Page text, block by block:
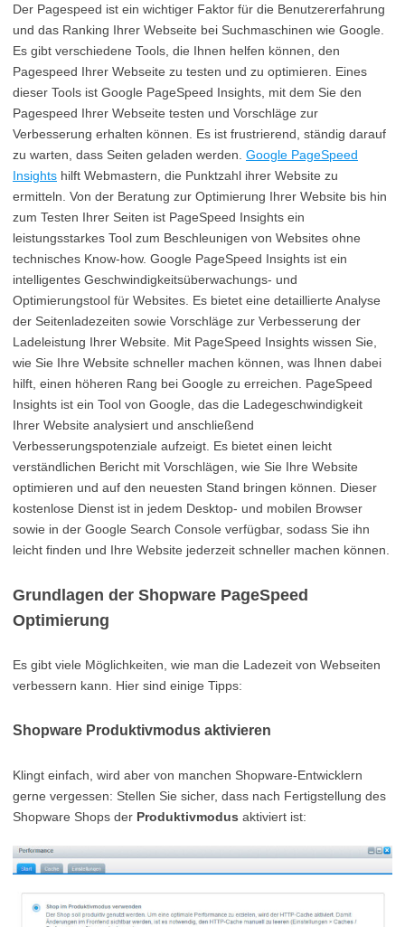
Der Pagespeed ist ein wichtiger Faktor für die Benutzererfahrung
und das Ranking Ihrer Webseite bei Suchmaschinen wie Google.
Es gibt verschiedene Tools, die Ihnen helfen können, den
Pagespeed Ihrer Webseite zu testen und zu optimieren. Eines
dieser Tools ist Google PageSpeed Insights, mit dem Sie den
Pagespeed Ihrer Webseite testen und Vorschläge zur
Verbesserung erhalten können. Es ist frustrierend, ständig darauf
zu warten, dass Seiten geladen werden. Google PageSpeed
Insights hilft Webmastern, die Punktzahl ihrer Website zu
ermitteln. Von der Beratung zur Optimierung Ihrer Website bis hin
zum Testen Ihrer Seiten ist PageSpeed Insights ein
leistungsstarkes Tool zum Beschleunigen von Websites ohne
technisches Know-how. Google PageSpeed Insights ist ein
intelligentes Geschwindigkeitsüberwachungs- und
Optimierungstool für Websites. Es bietet eine detaillierte Analyse
der Seitenladezeiten sowie Vorschläge zur Verbesserung der
Ladeleistung Ihrer Website. Mit PageSpeed Insights wissen Sie,
wie Sie Ihre Website schneller machen können, was Ihnen dabei
hilft, einen höheren Rang bei Google zu erreichen. PageSpeed
Insights ist ein Tool von Google, das die Ladegeschwindigkeit
Ihrer Website analysiert und anschließend
Verbesserungspotenziale aufzeigt. Es bietet einen leicht
verständlichen Bericht mit Vorschlägen, wie Sie Ihre Website
optimieren und auf den neuesten Stand bringen können. Dieser
kostenlose Dienst ist in jedem Desktop- und mobilen Browser
sowie in der Google Search Console verfügbar, sodass Sie ihn
leicht finden und Ihre Website jederzeit schneller machen können.
Grundlagen der Shopware PageSpeed
Optimierung
Es gibt viele Möglichkeiten, wie man die Ladezeit von Webseiten
verbessern kann. Hier sind einige Tipps:
Shopware Produktivmodus aktivieren
Klingt einfach, wird aber von manchen Shopware-Entwicklern
gerne vergessen: Stellen Sie sicher, dass nach Fertigstellung des
Shopware Shops der Produktivmodus aktiviert ist: